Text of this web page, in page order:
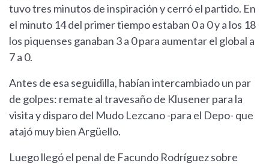
tuvo tres minutos de inspiración y cerró el partido. En
el minuto 14 del primer tiempo estaban 0 a 0 y a los 18
los piquenses ganaban 3 a 0 para aumentar el global a
7 a 0.
Antes de esa seguidilla, habían intercambiado un par
de golpes: remate al travesaño de Klusener para la
visita y disparo del Mudo Lezcano -para el Depo- que
atajó muy bien Argüello.
Luego llegó el penal de Facundo Rodríguez sobre